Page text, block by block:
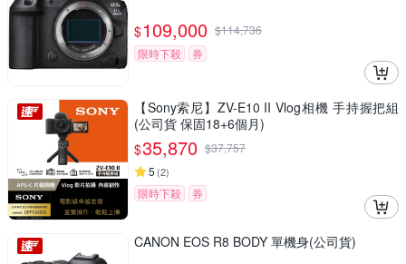
$109,000 $114,736
限時下殺
券
【Sony索尼】ZV-E10 II Vlog相機 手持握把組
(公司貨 保固18+6個月)
$35,870 $37,757
5 (2)
限時下殺 券
CANON EOS R8 BODY 單機身(公司貨)